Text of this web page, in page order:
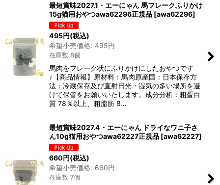
最短賞味2027.1・エーにゃん 馬フレークふりかけ
15g猫用おやつawa62296正規品 [awa62296]
495円(税込)
希望小売価格: 495円
在庫数 8個
馬肉をフレーク状にふりかけにしたおやつです
♪【商品情報】原材料：馬肉原産国：日本保存方
法：冷蔵保存及び直射日光・湿気の多い場所を避
けて保管をお願いいたします。成分分析：粗蛋白
質 78％以上、粗脂肪 8…
最短賞味2027.4・エーにゃん ドライなワニ子さ
ん10g猫用おやつawa62227正規品 [awa62227]
660円(税込)
希望小売価格: 660円
在庫数 7個